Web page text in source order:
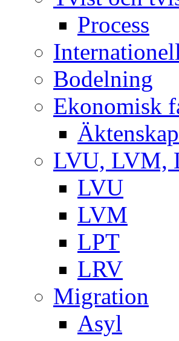
Process
Bodelning
Ekonomisk
LVU, LVM,
LVU
LVM
LPT
LRV
Migration
Asyl